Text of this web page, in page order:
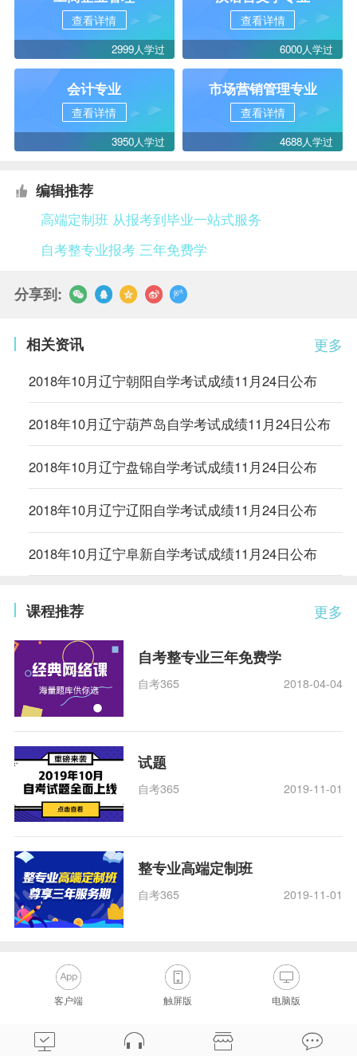
查看详情
2999人学过
查看详情
6000人学过
会计专业
查看详情
3950人学过
市场营销管理专业
查看详情
4688人学过
编辑推荐
高端定制班 从报考到毕业一站式服务
自考整专业报考 三年免费学
分享到:
更多
相关资讯
2018年10月辽宁朝阳自学考试成绩11月24日公布
2018年10月辽宁葫芦岛自学考试成绩11月24日公布
2018年10月辽宁盘锦自学考试成绩11月24日公布
2018年10月辽宁辽阳自学考试成绩11月24日公布
2018年10月辽宁阜新自学考试成绩11月24日公布
更多
课程推荐
自考整专业三年免费学
自考365 2018-04-04
试题
自考365 2019-11-01
整专业高端定制班
自考365 2019-11-01
客户端 触屏版 电脑版